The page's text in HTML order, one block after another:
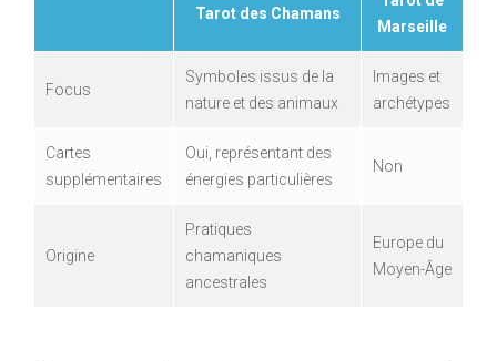
Tarot des Chamans
Marseille
Focus
Symboles issus de la
nature et des animaux
Images et
archétypes
Cartes
supplémentaires
Oui, représentant des
énergies particulières
Non
Origine
Pratiques
chamaniques
ancestrales
Europe du
Moyen-Âge